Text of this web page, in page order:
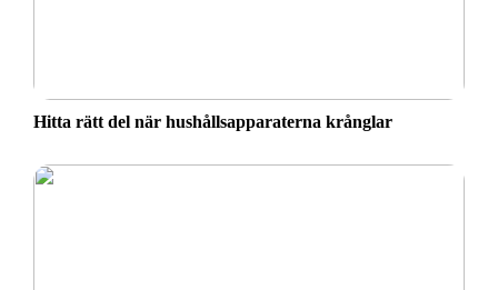
Hitta rätt del när hushållsapparaterna krånglar